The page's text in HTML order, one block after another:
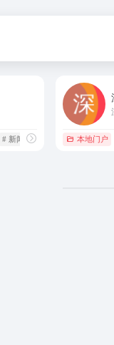
# 新闻门户 # 深圳 本地门户